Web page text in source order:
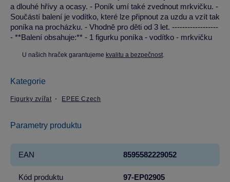
a dlouhé hřívy a ocasy. - Poník umí také zvednout mrkvičku. -
Součástí balení je vodítko, které lze připnout za uzdu a vzít tak
poníka na procházku. - Vhodně pro děti od 3 let. ------------------
- **Balení obsahuje:** - 1 figurku poníka - vodítko - mrkvičku
U našich hraček garantujeme kvalitu a bezpečnost.
Kategorie
Figurky zvířat EPEE Czech
Parametry produktu
EAN 8595582229052
Kód produktu 97-EP02905